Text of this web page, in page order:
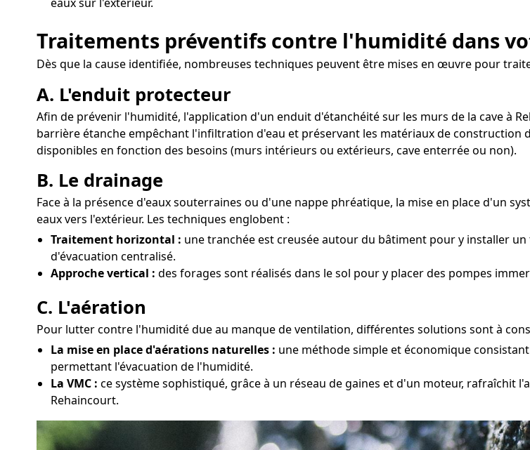
Traitements préventifs contre l'humidité dans
Dès que la cause identifiée, nombreuses techniques peuvent être mises en œuvre pour
A. L'enduit protecteur
Afin de prévenir l'humidité, l'application d'un enduit d'étanchéité sur les murs de la cave à
barrière étanche empêchant l'infiltration d'eau et préservant les matériaux de construction
disponibles en fonction des besoins (murs intérieurs ou extérieurs, cave enterrée ou non).
B. Le drainage
Face à la présence d'eaux souterraines ou d'une nappe phréatique, la mise en place d'un
eaux vers l'extérieur. Les techniques englobent :
Traitement horizontal : une tranchée est creusée autour du bâtiment pour y installer
d'évacuation centralisé.
Approche vertical : des forages sont réalisés dans le sol pour y placer des pompes
C. L'aération
Pour lutter contre l'humidité due au manque de ventilation, différentes solutions sont à
La mise en place d'aérations naturelles : une méthode simple et économique
permettant l'évacuation de l'humidité.
La VMC : ce système sophistiqué, grâce à un réseau de gaines et d'un moteur, rafraîchit
Rehaincourt.